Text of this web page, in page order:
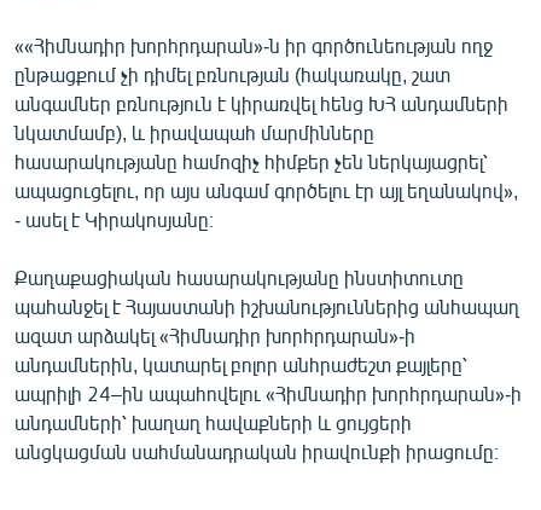
««Հիմնադիր խորհրդարան»-ն իր գործունեության ողջ
ընթացքում չի դիմել բռնության (հակառակը, շատ
անգամներ բռնություն է կիրառվել հենց ԽՀ անդամների
նկատմամբ), և իրավապահ մարմինները
հասարակությանը համոզիչ հիմքեր չեն ներկայացրել՝
ապացուցելու, որ այս անգամ գործելու էր այլ եղանակով»,
- ասել է Կիրակոսյանը։
Քաղաքացիական հասարակությանը ինստիտուտը
պահանջել է Հայաստանի իշխանություններից անհապաղ
ազատ արձակել «Հիմնադիր խորհրդարան»-ի
անդամներին, կատարել բոլոր անհրաժեշտ քայլերը՝
ապրիլի 24–ին ապահովելու «Հիմնադիր խորհրդարան»-ի
անդամների՝ խաղաղ հավաքների և ցույցերի
անցկացման սահմանադրական իրավունքի իրացումը։